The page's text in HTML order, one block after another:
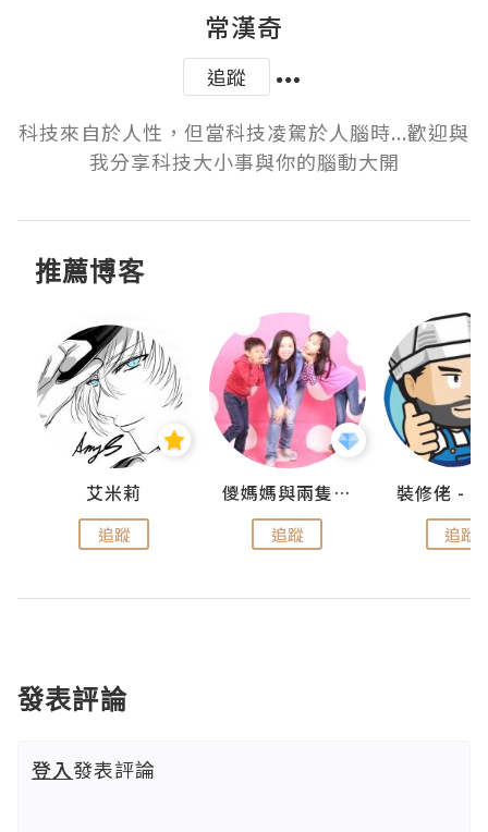
常漢奇
追蹤
科技來自於人性，但當科技凌駕於人腦時...歡迎與
我分享科技大小事與你的腦動大開
推薦博客
艾米莉
追蹤
儍媽媽與兩隻小魔怪之家
追蹤 追蹤
發表評論
登入發表評論